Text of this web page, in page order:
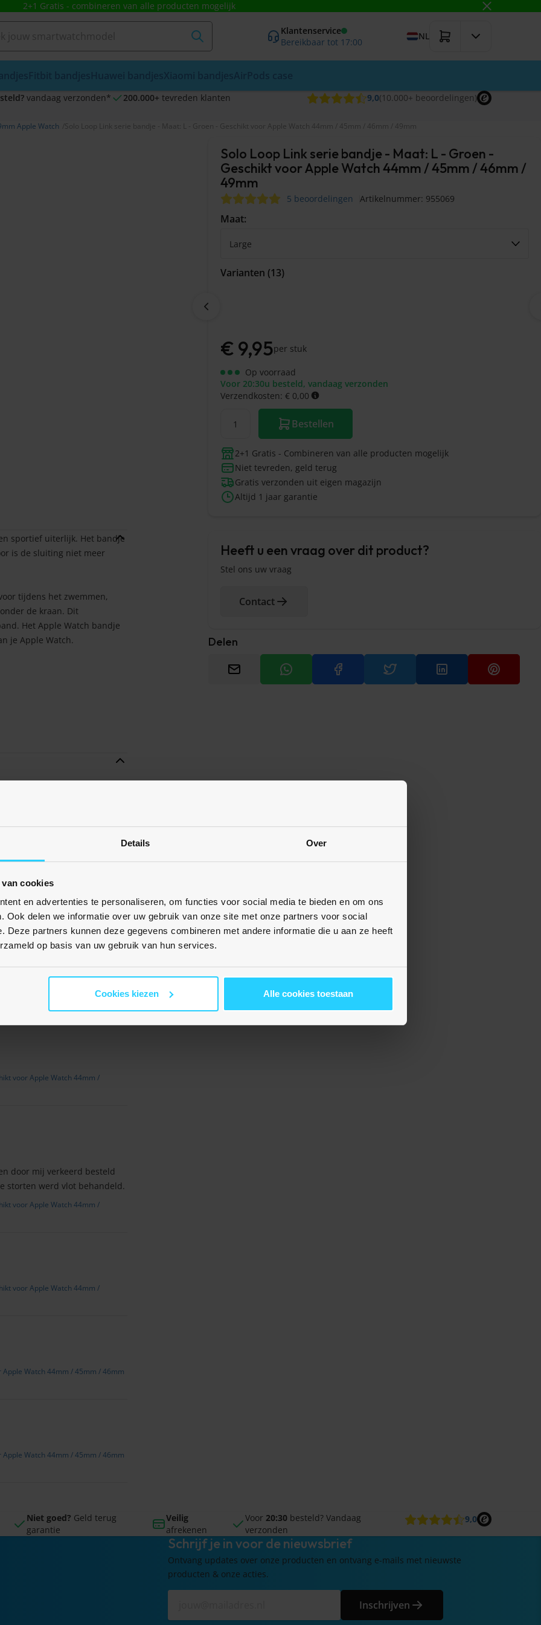
Details Over
cookies
en advertenties te personaliseren, om functies voor social media te bieden en om ons
Ook delen we informatie over uw gebruik van onze site met onze partners voor social
Deze partners kunnen deze gegevens combineren met andere informatie die u aan ze heeft
op basis van uw gebruik van hun services.
Cookies kiezen Alle cookies toestaan
2+1 Gratis - combineren van alle producten mogelijk
Klantenservice
Bereikbaar tot 17:00
NL
vandaag verzonden* 200.000+ tevreden klanten 9,0(10.000+ beoordelingen)
Apple Watch Solo Loop Link serie bandje - Maat: L - Groen - Geschikt voor Apple Watch 44mm / 45mm / 46mm / 49mm
Solo Loop Link serie bandje - Maat: L - Groen -
Geschikt voor Apple Watch 44mm / 45mm / 46mm /
49mm
5 beoordelingen Artikelnummer: 955069
Maat:
Varianten (13)
€ 9,95per stuk
Op voorraad
Voor 20:30u besteld, vandaag verzonden
Verzendkosten: € 0,00
Bestellen
2+1 Gratis - Combineren van alle producten mogelijk
Niet tevreden, geld terug
Gratis verzonden uit eigen magazijn
Altijd 1 jaar garantie
Heeft u een vraag over dit product?
Stel ons uw vraag
Contact
Delen
sportief uiterlijk. Het bandje
is de sluiting niet meer
tijdens het zwemmen,
de kraan. Dit
Het Apple Watch bandje
je Apple Watch.
0
0
0
voor Apple Watch 44mm /
door mij verkeerd besteld
storten werd vlot behandeld.
voor Apple Watch 44mm /
voor Apple Watch 44mm /
Apple Watch 44mm / 45mm / 46mm
Apple Watch 44mm / 45mm / 46mm
Niet goed? Geld terug
garantie
Veilig
afrekenen
Voor 20:30 besteld? Vandaag
verzonden
9,0
Schrijf je in voor de nieuwsbrief
Ontvang updates over onze producten en ontvang e-mails met nieuwste
producten & onze acties.
Inschrijven